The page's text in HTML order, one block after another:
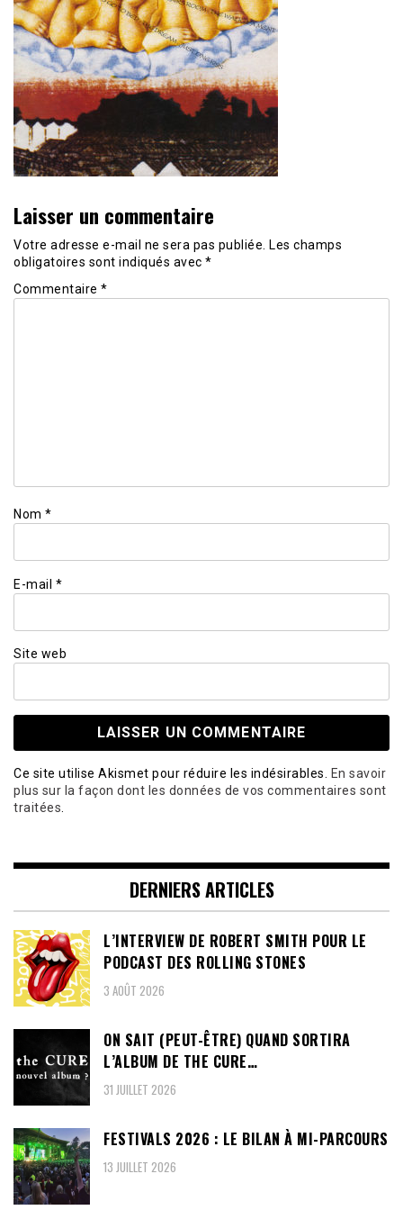
Laisser un commentaire
Votre adresse e-mail ne sera pas publiée.
Les champs
obligatoires sont indiqués avec *
Commentaire *
Nom *
E-mail *
Site web
Ce site utilise Akismet pour réduire les indésirables.
En savoir
plus sur la façon dont les données de vos commentaires sont
traitées
DERNIERS ARTICLES
L’INTERVIEW DE ROBERT SMITH POUR LE
PODCAST DES ROLLING STONES
3 AOÛT 2026
ON SAIT (PEUT-ÊTRE) QUAND SORTIRA
L’ALBUM DE THE CURE…
31 JUILLET 2026
FESTIVALS 2026 : LE BILAN À MI-PARCOURS
13 JUILLET 2026